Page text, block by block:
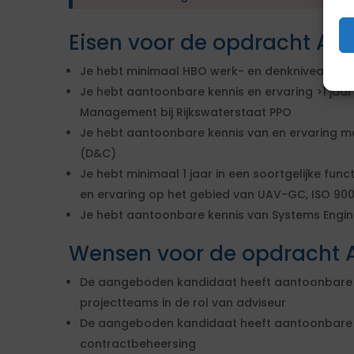
Eisen voor de opdracht
Je hebt minimaal HBO werk- en denkniveau
Je hebt aantoonbare kennis en ervaring >1
Management bij Rijkswaterstaat PPO
Je hebt aantoonbare kennis van en ervaring
(D&C)
Je hebt minimaal 1 jaar in een soortgelijke
en ervaring op het gebied van UAV-GC, ISO
Je hebt aantoonbare kennis van Systems
Wensen voor de opdracht
De aangeboden kandidaat heeft
projectteams in de rol van adviseur
De aangeboden kandidaat heeft aantoonbare
contractbeheersing